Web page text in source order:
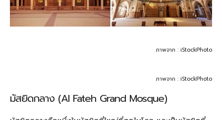
ภาพจาก : iStockPhoto
ภาพจาก : iStockPhoto
มัสยิดกลาง (Al Fateh Grand Mosque)